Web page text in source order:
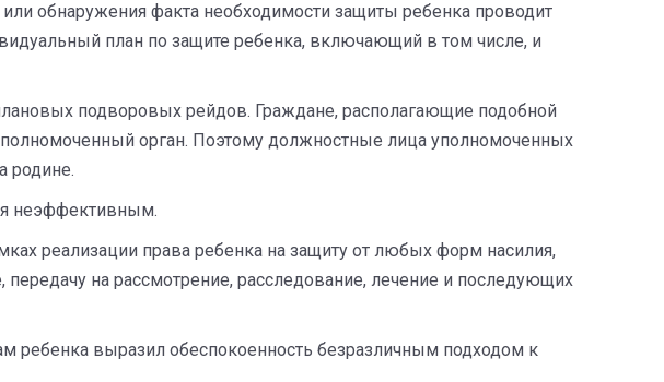
обнаружения факта необходимости защиты ребенка проводит
план по защите ребенка, включающий в том числе, и
подворовых рейдов. Граждане, располагающие подобной
орган. Поэтому должностные лица уполномоченных
родине.
неэффективным.
реализации права ребенка на защиту от любых форм насилия,
на рассмотрение, расследование, лечение и последующих
ребенка выразил обеспокоенность безразличным подходом к